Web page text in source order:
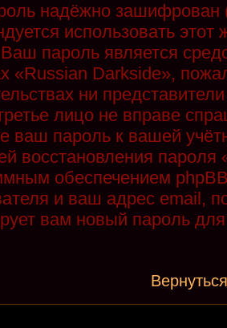
надёжно зашифрован
использовать
пароль является
«Russian Darkside»,
ни
лицо не вправе
ваш пароль к вашей
восстановления
обеспечением
и ваш адрес email,
вам новый пароль